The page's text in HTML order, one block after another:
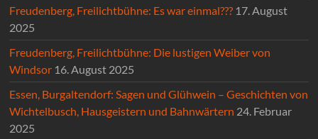
Freudenberg, Freilichtbühne: Es war einmal??? 17. August
2025
Freudenberg, Freilichtbühne: Die lustigen Weiber von
Windsor 16. August 2025
Essen, Burgaltendorf: Sagen und Glühwein – Geschichten von
Wichtelbusch, Hausgeistern und Bahnwärtern 24. Februar
2025